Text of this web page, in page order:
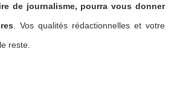
de journalisme, pourra vous donner
. Vos qualités rédactionnelles et votre
reste.